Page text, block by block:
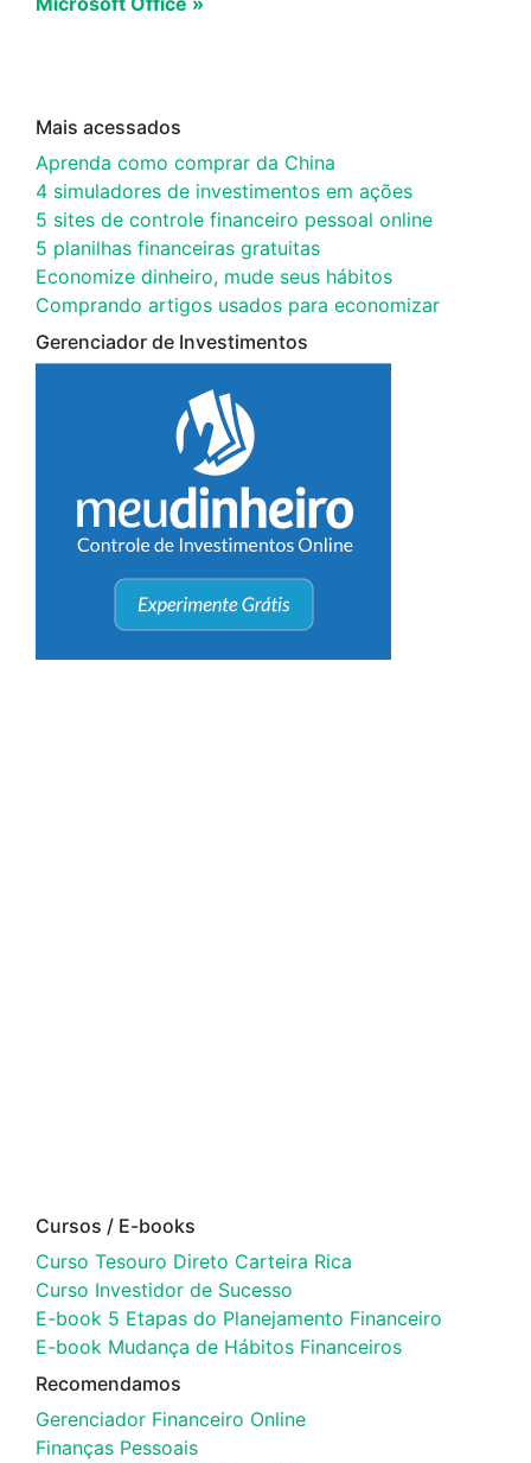
Mais acessados
Aprenda como comprar da China
4 simuladores de investimentos em ações
5 sites de controle financeiro pessoal online
5 planilhas financeiras gratuitas
Economize dinheiro, mude seus hábitos
Comprando artigos usados para economizar
Gerenciador de Investimentos
Cursos / E-books
Curso Tesouro Direto Carteira Rica
Curso Investidor de Sucesso
E-book 5 Etapas do Planejamento Financeiro
E-book Mudança de Hábitos Financeiros
Recomendamos
Gerenciador Financeiro Online
Finanças Pessoais